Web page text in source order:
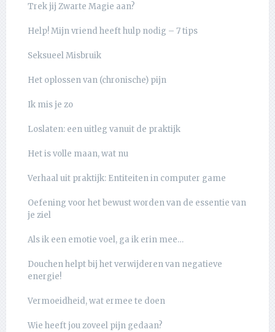
Trek jij Zwarte Magie aan?
Help! Mijn vriend heeft hulp nodig – 7 tips
Seksueel Misbruik
Het oplossen van (chronische) pijn
Ik mis je zo
Loslaten: een uitleg vanuit de praktijk
Het is volle maan, wat nu
Verhaal uit praktijk: Entiteiten in computer game
Oefening voor het bewust worden van de essentie van
je ziel
Als ik een emotie voel, ga ik erin mee…
Douchen helpt bij het verwijderen van negatieve
energie!
Vermoeidheid, wat ermee te doen
Wie heeft jou zoveel pijn gedaan?